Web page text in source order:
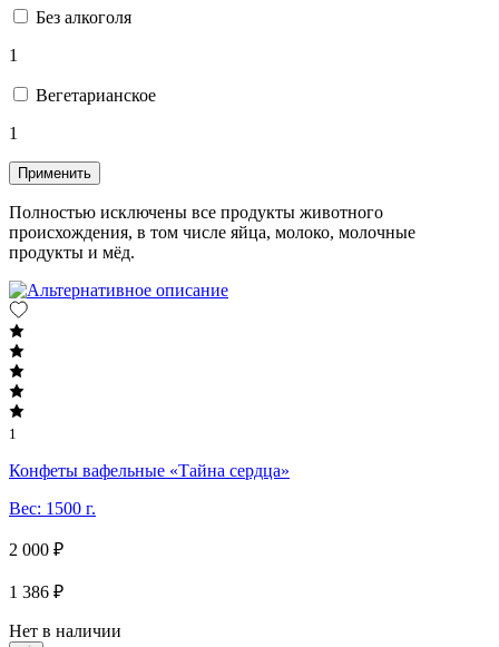
Без алкоголя
1
Вегетарианское
1
Применить
Полностью исключены все продукты животного
происхождения, в том числе яйца, молоко, молочные
продукты и мёд.
1
Конфеты вафельные «Тайна сердца»
Вес: 1500 г.
2 000 ₽
1 386 ₽
Нет в наличии